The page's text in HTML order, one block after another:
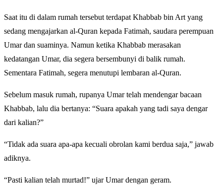
Saat itu di dalam rumah tersebut terdapat Khabbab bin Art yang
sedang mengajarkan al-Quran kepada Fatimah, saudara perempuan
Umar dan suaminya. Namun ketika Khabbab merasakan
kedatangan Umar, dia segera bersembunyi di balik rumah.
Sementara Fatimah, segera menutupi lembaran al-Quran.
Sebelum masuk rumah, rupanya Umar telah mendengar bacaan
Khabbab, lalu dia bertanya: “Suara apakah yang tadi saya dengar
dari kalian?”
“Tidak ada suara apa-apa kecuali obrolan kami berdua saja,” jawab
adiknya.
“Pasti kalian telah murtad!” ujar Umar dengan geram.